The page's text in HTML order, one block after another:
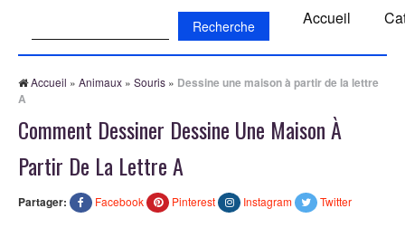
Accueil
Accueil » Animaux » Souris » Dessine une maison à partir de la lettre
A
Comment Dessiner Dessine Une Maison À
Partir De La Lettre A
Partager: Facebook Pinterest Instagram Twitter